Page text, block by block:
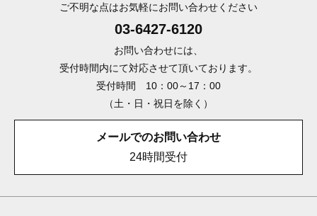
ご不明な点はお気軽にお問い合わせください
03-6427-6120
お問い合わせには、
受付時間内にて対応させて頂いております。
受付時間 10：00～17：00
（土・日・祝日を除く）
メールでのお問い合わせ
24時間受付